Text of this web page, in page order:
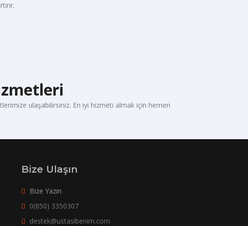
ulaşabilirsiniz. En iyi hizmeti almak için hemen
Bize Ulaşın
Bize Yazın
0(850) 3350307
destek@ustasibenim.com